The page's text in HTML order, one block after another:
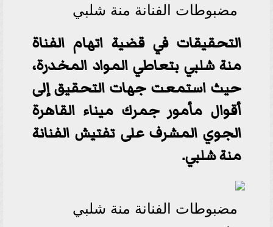
مضبوطات الفنانة منة شلبي
التحقيقات في قضية اتهام الفناة
منة شلبي بتعاطي المواد المخدرة،
حيث استمعت جهات التحقيق إلى
أقوال مأمور جمرك ميناء القاهرة
الجوي المشرف على تفتيش الفنانة
منة شلبي.
مضبوطات الفنانة منة شلبي